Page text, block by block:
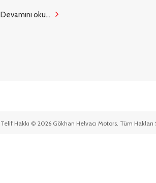
Devamını oku...
Telif Hakkı © 2026 Gökhan Helvacı Motors. Tüm Hakları